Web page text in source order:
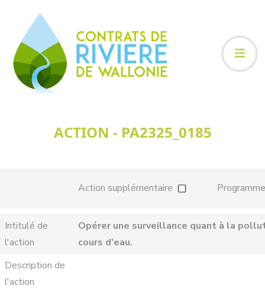
ACTION - PA2325_0185
Action supplémentaire Programme
Intitulé de
l'action
Opérer une surveillance quant à la
cours d'eau.
Description de
l'action